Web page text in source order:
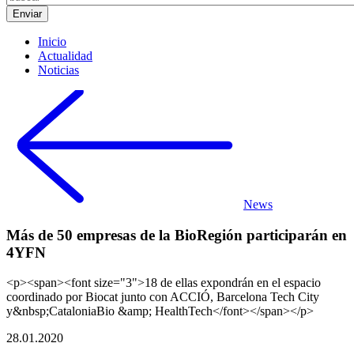
Inicio
Actualidad
Noticias
News
Más de 50 empresas de la BioRegión participarán en
4YFN
<p><span><font size="3">18 de ellas expondrán en el espacio
coordinado por Biocat junto con ACCIÓ, Barcelona Tech City
y&nbsp;CataloniaBio &amp; HealthTech</font></span></p>
28.01.2020